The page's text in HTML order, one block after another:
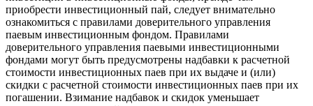
приобрести инвестиционный пай, следует внимательно
ознакомиться с правилами доверительного управления
паевым инвестиционным фондом. Правилами
доверительного управления паевыми инвестиционными
фондами могут быть предусмотрены надбавки к расчетной
стоимости инвестиционных паев при их выдаче и (или)
скидки с расчетной стоимости инвестиционных паев при их
погашении. Взимание надбавок и скидок уменьшает